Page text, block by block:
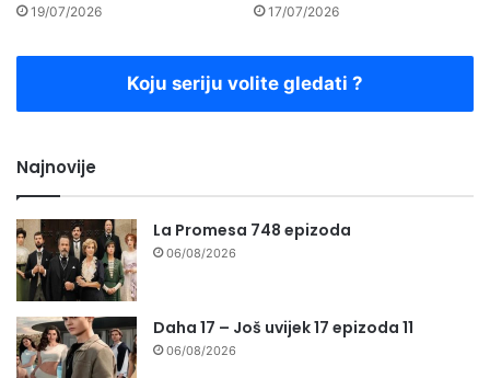
19/07/2026 17/07/2026
Koju seriju volite gledati ?
Najnovije
La Promesa 748 epizoda
06/08/2026
Daha 17 – Još uvijek 17 epizoda 11
06/08/2026